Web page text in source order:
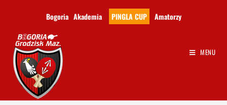
Bogoria Akademia PINGLA CUP Amatorzy
MENU